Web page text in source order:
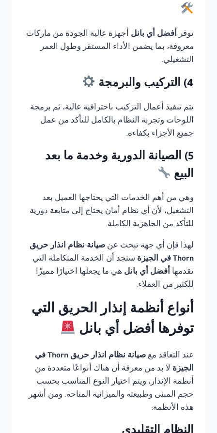
توفر أفضل أي بانل أجهزة عالية الجودة من ماركات
معروفة، بما يضمن الأداء المستقر وطول العمر
التشغيلي.
4) التركيب والبرمجة
يتم تنفيذ أعمال التركيب باحترافية عالية، ثم برمجة
اللوحات وتجربة النظام بالكامل للتأكد من عمل
جميع الأجزاء بكفاءة.
5) الصيانة الدورية وخدمة ما بعد
البيع
وهي من أهم الخدمات التي يحتاجها العميل بعد
التشغيل، لأن أي نظام أمان يحتاج إلى متابعة دورية
للتأكد من الجاهزية الكاملة.
لهذا فإن أي جهة تبحث عن صيانة نظام انذار حريق
Thorn في الجيزة
ستجد أن الخدمة المتكاملة التي
تقدمها أفضل أي بانل هي ما يجعلها اختيارًا مميزًا
للكثير من العملاء.
أنواع أنظمة إنذار الحريق التي
توفرها أفضل أي بانل
عند التعاقد مع
صيانة نظام انذار حريق Thorn في
الجيزة لا بد من معرفة أن هناك أنواعًا متعددة من
أنظمة الإنذار، ويتم اختيار النوع المناسب بحسب
حجم المبنى وطبيعته والميزانية المتاحة. ومن أشهر
هذه الأنظمة: